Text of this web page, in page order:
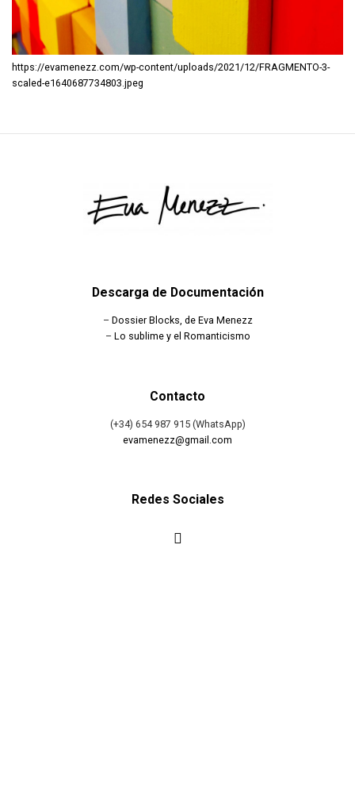
https://evamenezz.com/wp-content/uploads/2021/12/FRAGMENTO-3-
scaled-e1640687734803.jpeg
Descarga de Documentación
– Dossier Blocks, de Eva Menezz
– Lo sublime y el Romanticismo
Contacto
(+34) 654 987 915 (WhatsApp)
evamenezz@gmail.com
Redes Sociales